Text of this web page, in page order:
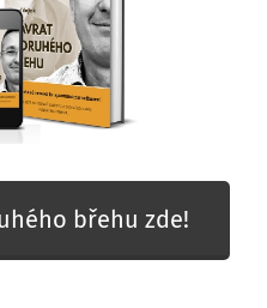
břehu zde!